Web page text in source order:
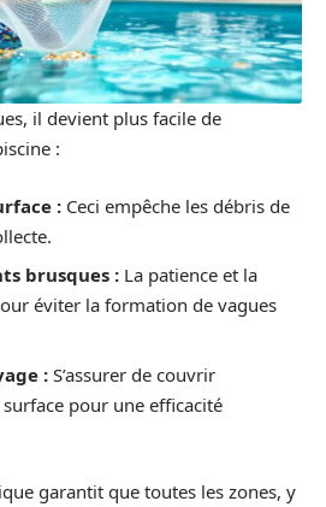
il devient plus facile de
:
: Ceci empêche les débris de
brusques : La patience et la
éviter la formation de vagues
:S’assurer de couvrir
pour une efficacité
garantit que toutes les zones, y